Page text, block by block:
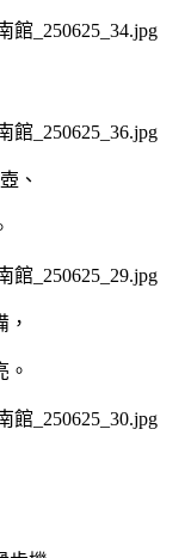
、
。